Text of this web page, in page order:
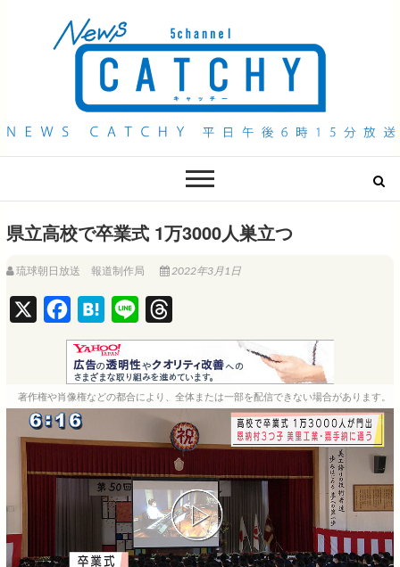
QAB NEWS Headline
県立高校で卒業式 1万3000人巣立つ
琉球朝日放送 報道制作局 2022年3月1日
a
c
e
b
o
o
H
a
t
e
a
i
n
e
h
r
e
d
s
著作権や肖像権などの都合により、全体または一部を配信できない場合があります。